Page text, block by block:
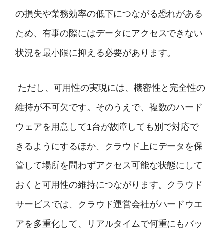
の損失や業務効率の低下につながる恐れがある
ため、有事の際にはデータにアクセスできない
状況を最小限に抑える必要があります。
ただし、可用性の実現には、機密性と完全性の
維持が不可欠です。そのうえで、複数のハード
ウェアを用意して1台が故障しても別で対応で
きるようにするほか、クラウド上にデータを保
管して場所を問わずアクセス可能な状態にして
おくと可用性の維持につながります。クラウド
サービスでは、クラウド運営会社がハードウエ
アを多重化して、リアルタイムで何重にもバッ